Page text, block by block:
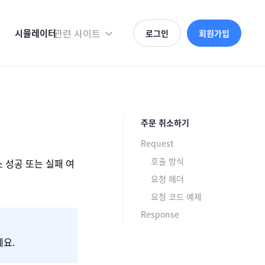
시뮬레이터관련 사이트 로그인 회원가입
성공 또는 실패 여
요.
주문 취소하기
Request
호출 방식
요청 헤더
요청 코드 예제
Response